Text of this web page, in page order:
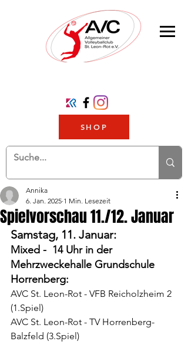
SHOP
Spielvorschau 11./12. Januar
Annika
6. Jan. 2025 1 Min. Lesezeit
Samstag, 11. Januar:
Mixed -  14 Uhr in der
Mehrzweckehalle Grundschule
Horrenberg:
AVC St. Leon-Rot - VFB Reicholzheim 2
(1.Spiel)
AVC St. Leon-Rot - TV Horrenberg-
Balzfeld (3.Spiel)